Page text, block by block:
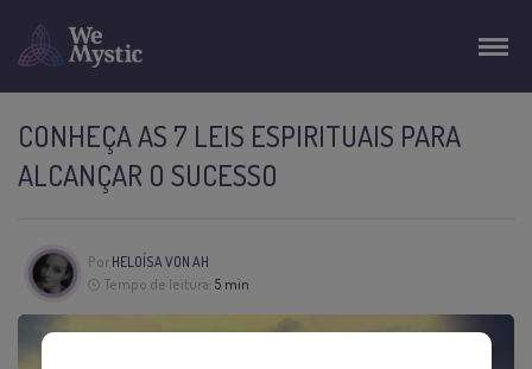
CONHEÇA AS 7 LEIS ESPIRITUAIS PARA
ALCANÇAR O SUCESSO
Por HELOÍSA VON AH
Tempo de leitura: 5 min